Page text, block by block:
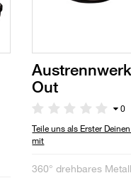
Out
0
Teile uns als Erster
mit
360° drehbares